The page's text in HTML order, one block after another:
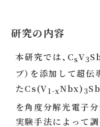
研究の内容
本研究では、CsV3
ブ）を添加して超伝
たCs(V1-xNbx) 3Sb
を角度分解光電子分
実験手法によって調